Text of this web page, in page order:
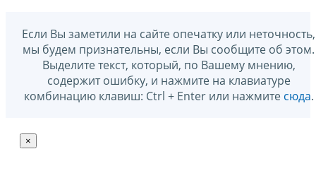
Если Вы заметили на сайте опечатку или неточность,
мы будем признательны, если Вы сообщите об этом.
Выделите текст, который, по Вашему мнению,
содержит ошибку, и нажмите на клавиатуре
комбинацию клавиш: Ctrl + Enter или нажмите сюда.
×